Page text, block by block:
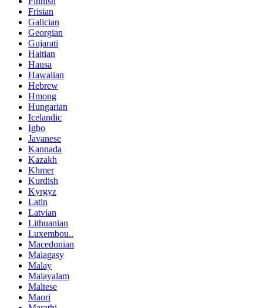
Frisian
Galician
Georgian
Gujarati
Haitian
Hausa
Hawaiian
Hebrew
Hmong
Hungarian
Icelandic
Igbo
Javanese
Kannada
Kazakh
Khmer
Kurdish
Kyrgyz
Latin
Latvian
Lithuanian
Luxembou..
Macedonian
Malagasy
Malay
Malayalam
Maltese
Maori